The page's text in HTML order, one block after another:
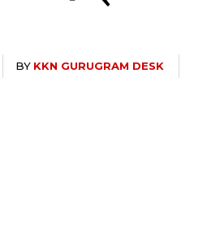
BY KKN GURUGRAM DESK